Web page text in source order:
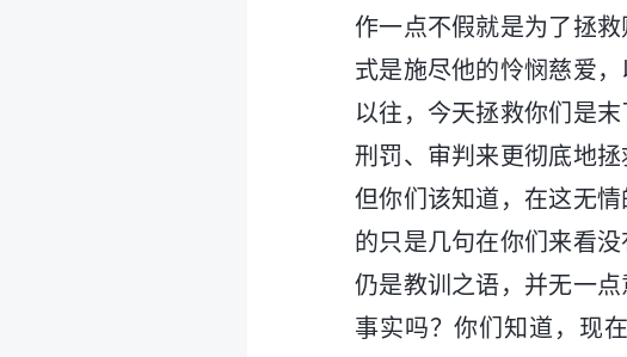
作一点不假就是为了拯
式是施尽他的怜悯慈爱
以往，今天拯救你们是
刑罚、审判来更彻底地
但你们该知道，在这无
的只是几句在你们来看
仍是教训之语，并无一
事实吗？你们知道，现